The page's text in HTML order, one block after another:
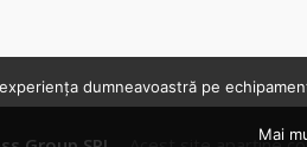
dumneavoastră pe
Mai